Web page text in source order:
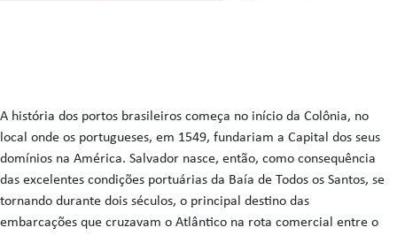
A história dos portos brasileiros começa no início da Colônia, no
local onde os portugueses, em 1549, fundariam a Capital dos seus
domínios na América. Salvador nasce, então, como consequência
das excelentes condições portuárias da Baía de Todos os Santos, se
tornando durante dois séculos, o principal destino das
embarcações que cruzavam o Atlântico na rota comercial entre o